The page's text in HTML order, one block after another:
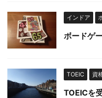
インドア
ボードゲ
TOEIC 資
TOEICを